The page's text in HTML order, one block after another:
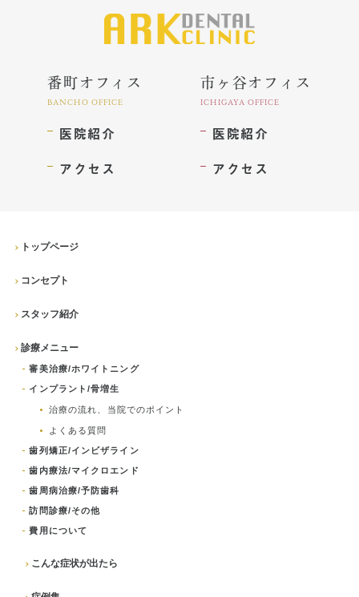
番町オフィス
BANCHO OFFICE
医院紹介
アクセス
市ヶ谷オフィス
ICHIGAYA OFFICE
医院紹介
アクセス
トップページ
コンセプト
スタッフ紹介
診療メニュー
審美治療/ホワイトニング
インプラント/骨増生
治療の流れ、当院でのポイント
よくある質問
歯列矯正/インビザライン
歯内療法/マイクロエンド
歯周病治療/予防歯科
訪問診療/その他
費用について
こんな症状が出たら